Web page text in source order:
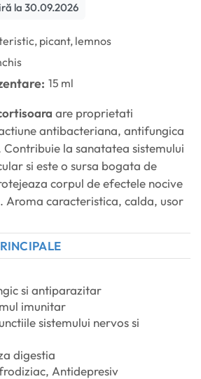
la 30.09.2026
picant, lemnos
15 ml
are proprietati
antibacteriana, antifungica
la sanatatea sistemului
si este o sursa bogata de
corpul de efectele nocive
Aroma caracteristica, calda, usor
si antiparazitar
imunitar
sistemului nervos si
digestia
Antidepresiv